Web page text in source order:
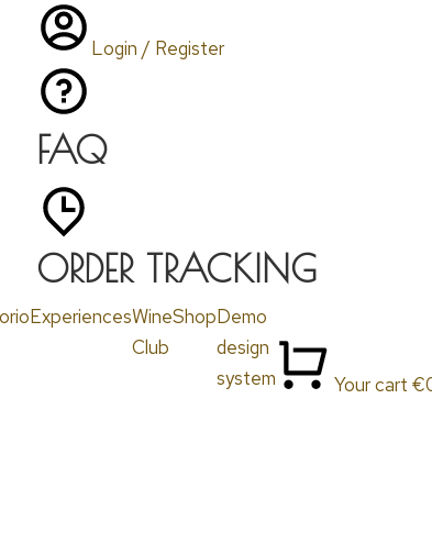
Login / Register
FAQ
ORDER TRACKING
ExperiencesWine
Club
ShopDemo
design
system
Your cart €